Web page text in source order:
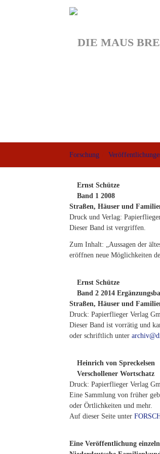
Forschung
Ernst Schütze
Band 1 2008
Straßen, Häuser und
Druck und Verlag:
Dieser Band ist vergriffen.
Zum Inhalt: „Aussagen der
eröffnen neue Möglichkeiten
Ernst Schütze
Band 2 2014
Straßen, Häuser und
Druck: Papierflieger Verlag
Dieser Band ist vorrätig und
oder schriftlich unter
Heinrich von Spreckelsen
Verschollener Wortschatz
Druck: Papierflieger Verlag
Eine Sammlung von früher
oder Örtlichkeiten und mehr.
Auf dieser Seite unter
Eine Veröffentlichung